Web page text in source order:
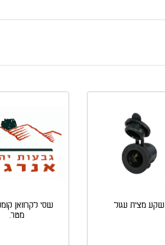
שקע מצית עגול
מטר.